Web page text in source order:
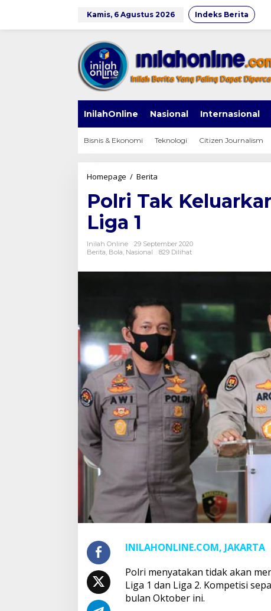
Kamis, 6 Agustus 2026 Indeks Berita
InilahOnline Nasional Internasional
Bisnis & Ekonomi Teknologi Citizen Journalism
Homepage / Berita
Keluarkan
Izin
Polri Tak
Liga 1
Inilah Online
29 September 2020
Berita, Bola, Nasional 829 Dilihat
INILAHONLINE.COM, JAKARTA
Polri menyatakan tidak akan
Liga 1 dan Liga 2. Kompetisi
bulan Oktober ini.